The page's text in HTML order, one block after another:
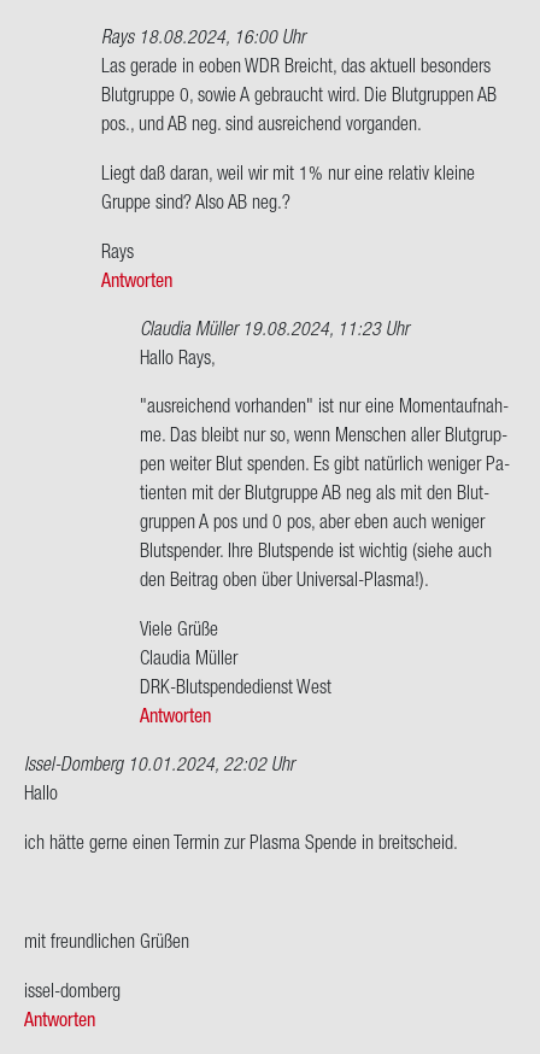
macht…
Denis
Rays18.08.2024, 16:00 Uhr
Ant­
wort
auf
Denis,hier
ist
An­
ge­
Las ge­ra­de in eoben WDR Breicht, das ak­tu­ell be­son­ders
Blut­grup­pe 0, sowie A ge­braucht wird. Die Blut­grup­pen AB
pos., und AB neg. sind aus­rei­chend vor­gan­den.
Liegt daß daran, weil wir mit 1% nur eine re­la­tiv klei­ne
Grup­pe sind? Also AB neg.?
Rays
Antworten
Claudia Müller19.08.2024, 11:23 Uhr
Ant­
auf
Las
ge­
ra­
de
in
eoben
WDR…
von
Rays
Hallo Rays,
"aus­rei­chend vor­han­den" ist nur eine Mo­ment­auf­nah­
me. Das bleibt nur so, wenn Men­schen aller Blut­grup­
pen wei­ter Blut spen­den. Es gibt na­tür­lich we­ni­ger Pa­
ti­en­ten mit der Blut­grup­pe AB neg als mit den Blut­
grup­pen A pos und 0 pos, aber eben auch we­ni­ger
Blut­spen­der. Ihre Blut­spen­de ist wich­tig (siehe auch
den Bei­trag oben über Universal-​Plasma!).
Viele Grüße
Clau­dia Mül­ler
DRK-​Blutspendedienst West
Antworten
Issel-Domberg10.01.2024, 22:02 Uhr
Hallo
ich hätte gerne einen Ter­min zur Plas­ma Spen­de in breit­scheid.
mit freund­li­chen Grü­ßen
issel-​domberg
Antworten